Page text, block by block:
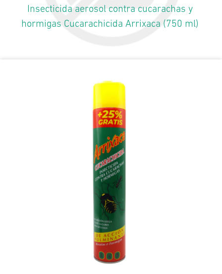
Insecticida aerosol contra cucarachas y
hormigas Cucarachicida Arrixaca (750 ml)